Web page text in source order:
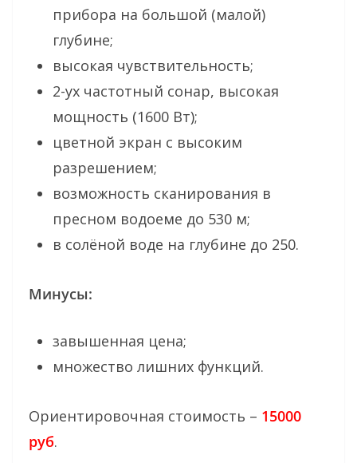
прибора на большой (малой)
глубине;
высокая чувствительность;
2-ух частотный сонар, высокая
мощность (1600 Вт);
цветной экран с высоким
разрешением;
возможность сканирования в
пресном водоеме до 530 м;
в солёной воде на глубине до 250.
Минусы:
завышенная цена;
множество лишних функций.
Ориентировочная стоимость – 15000
руб.